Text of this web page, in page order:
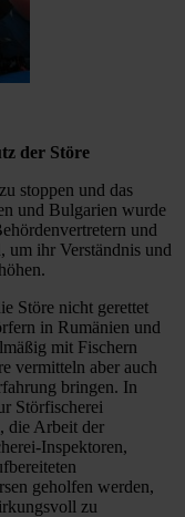
der Störe
stoppen und das
und Bulgarien wurde
und
um ihr Verständnis und
Störe nicht gerettet
in Rumänien und
mit Fischern
vermitteln aber auch
bringen. In
Störfischerei
die Arbeit der
Inspektoren,
geholfen werden,
zu